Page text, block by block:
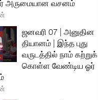
அருமையான வசனம்
ஜனவரி 07 | அனுதின
தியானம் | இந்த புது
வருடத்தில் நாம் கற்றுக்
கொள்ள வேண்டிய ஓர்